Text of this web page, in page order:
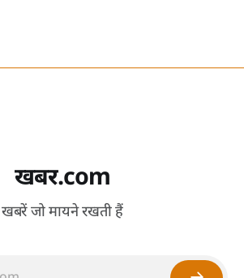
खबर.com
खबरें जो मायने रखती हैं